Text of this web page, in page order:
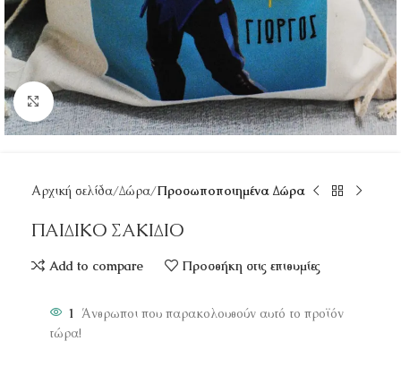
Κάντε κλικ για μεγέθυνση
Αρχική σελίδα Δώρα Προσωποποιημένα Δώρα
ΠΑΙΔΙΚΟ ΣΑΚΙΔΙΟ
Add to compare Προσθήκη στις επιθυμίες
1 Άνθρωποι που παρακολουθούν αυτό το προϊόν
τώρα!